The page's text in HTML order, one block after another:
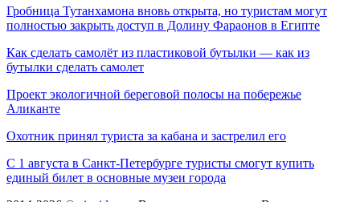
Гробница Тутанхамона вновь открыта, но туристам могут
полностью закрыть доступ в Долину Фараонов в Египте
Как сделать самолёт из пластиковой бутылки — как из
бутылки сделать самолет
Проект экологичной береговой полосы на побережье
Аликанте
Охотник принял туриста за кабана и застрелил его
С 1 августа в Санкт-Петербурге туристы смогут купить
единый билет в основные музеи города